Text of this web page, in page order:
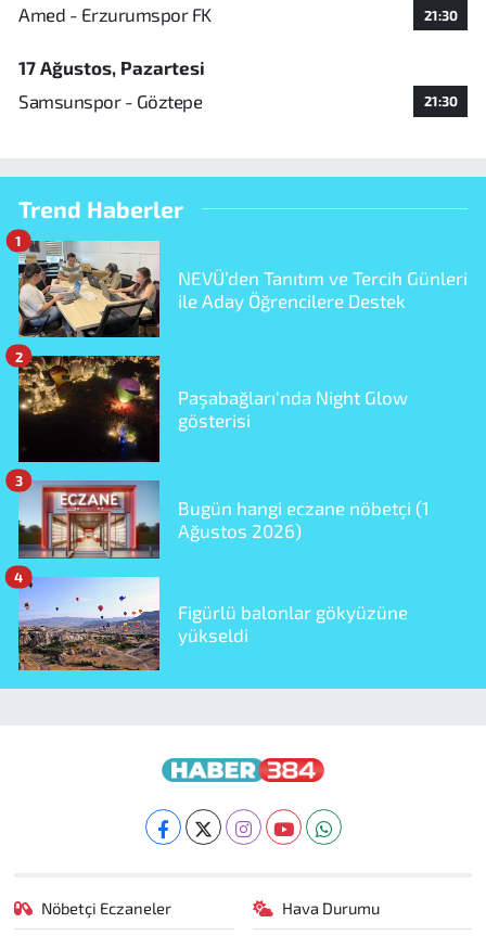
Amed - Erzurumspor FK 21:30
17 Ağustos, Pazartesi
Samsunspor - Göztepe
21:30
Trend Haberler
NEVÜ’den Tanıtım ve Tercih Günleri
ile Aday Öğrencilere Destek
1
Paşabağları'nda Night Glow
gösterisi
2
Bugün hangi eczane nöbetçi (1
Ağustos 2026)
3
Figürlü balonlar gökyüzüne
yükseldi
4
Nöbetçi Eczaneler Hava Durumu